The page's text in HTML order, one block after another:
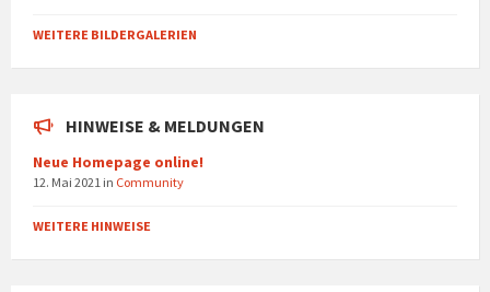
WEITERE BILDERGALERIEN
HINWEISE & MELDUNGEN
Neue Homepage online!
12. Mai 2021 in Community
WEITERE HINWEISE